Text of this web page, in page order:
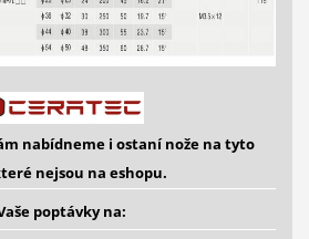
nabídneme i ostanínože na tyto
nejsou na eshopu.
poptávky na: